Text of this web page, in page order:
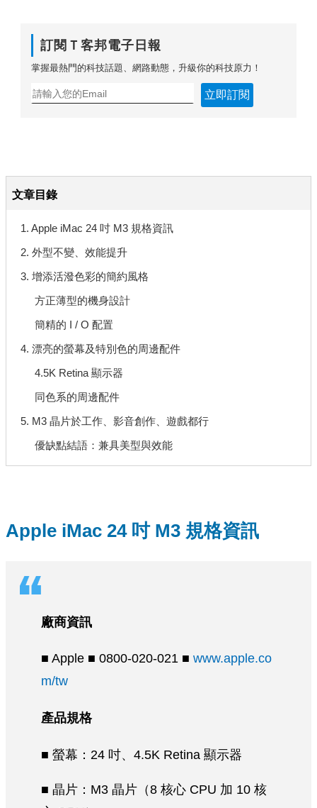
訂閱Ｔ客邦電子日報
掌握最熱門的科技話題、網路動態，升級你的科技原力！
立即訂閱
文章目錄
1. Apple iMac 24 吋 M3 規格資訊
2. 外型不變、效能提升
3. 增添活潑色彩的簡約風格
方正薄型的機身設計
簡精的 I / O 配置
4. 漂亮的螢幕及特別色的周邊配件
4.5K Retina 顯示器
同色系的周邊配件
5. M3 晶片於工作、影音創作、遊戲都行
優缺點結語：兼具美型與效能
Apple iMac 24 吋 M3 規格資訊
廠商資訊
■ Apple ■ 0800-020-021 ■ www.apple.co
m/tw
產品規格
■ 螢幕：24 吋、4.5K Retina 顯示器
■ 晶片：M3 晶片（8 核心 CPU 加 10 核